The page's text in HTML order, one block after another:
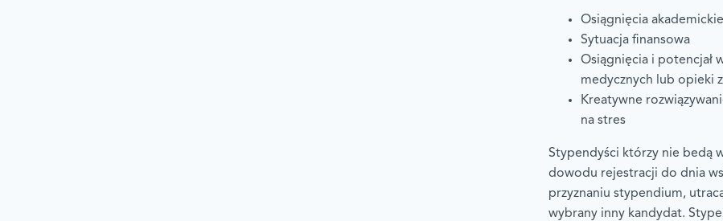
Osiągnięcia akademickie
Sytuacja finansowa
Osiągnięcia i potencjał
medycznych lub opieki
Kreatywne
na stres
Stypendyści którzy nie bedą
dowodu rejestracji do dnia
przyznaniu stypendium,
wybrany inny kandydat.